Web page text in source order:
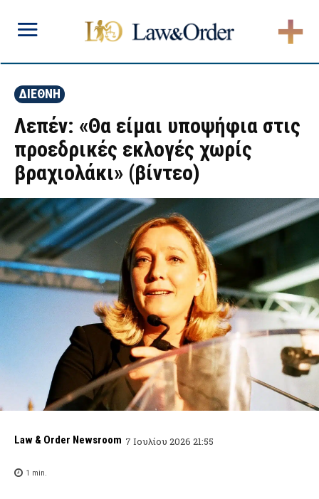
ΔΙΕΘΝΗ
Λεπέν: «Θα είμαι υποψήφια στις
προεδρικές εκλογές χωρίς
βραχιολάκι» (βίντεο)
Law & Order Newsroom 7 Ιουλίου 2026 21:55
1 min.